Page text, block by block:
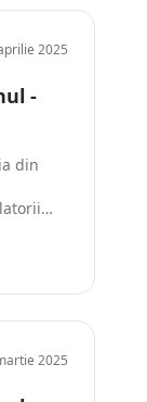
2025
-
din
2025